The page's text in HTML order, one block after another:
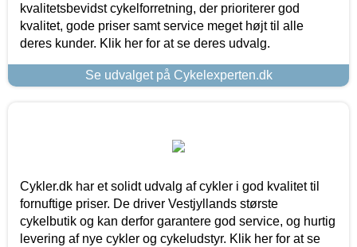
kvalitetsbevidst cykelforretning, der prioriterer god
kvalitet, gode priser samt service meget højt til alle
deres kunder. Klik her for at se deres udvalg.
Se udvalget på Cykelexperten.dk
Cykler.dk har et solidt udvalg af cykler i god kvalitet til
fornuftige priser. De driver Vestjyllands største
cykelbutik og kan derfor garantere god service, og hurtig
levering af nye cykler og cykeludstyr. Klik her for at se